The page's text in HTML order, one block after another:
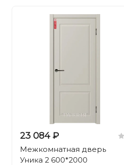
23 084 ₽
Межкомнатная дверь
Уника 2 600*2000